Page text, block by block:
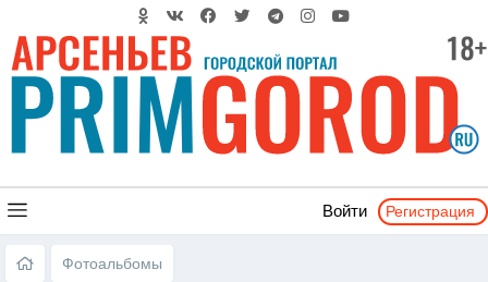
Войти Регистрация
Фотоальбомы